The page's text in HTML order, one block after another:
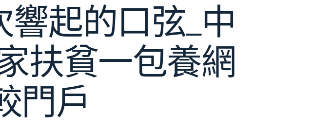
起的口弦_中
扶貧一包養網
門戶